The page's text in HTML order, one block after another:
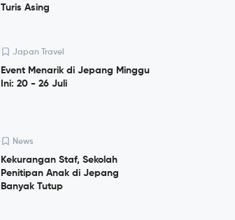
Turis Asing
Japan Travel
Event Menarik di Jepang Minggu
Ini: 20 - 26 Juli
News
Kekurangan Staf, Sekolah
Penitipan Anak di Jepang
Banyak Tutup